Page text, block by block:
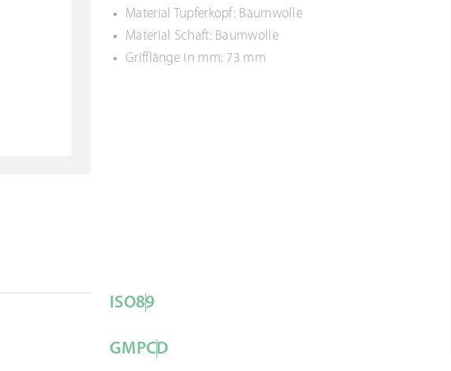
Material Tupferkopf: Baumwolle
Material Schaft: Baumwolle
Grifflänge in mm: 73 mm
ISO89
GMPCD